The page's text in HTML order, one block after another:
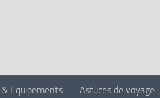
Equipements Astuces de voyage